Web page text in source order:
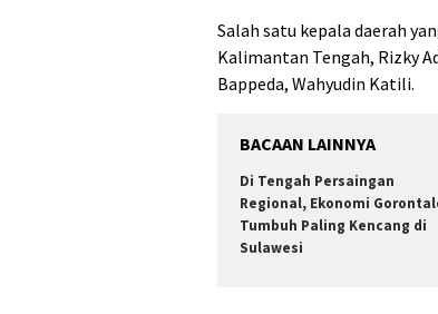
Salah satu kepala daerah
Kalimantan Tengah, Rizky
Bappeda, Wahyudin Katili.
BACAAN LAINNYA
Di Tengah Persaingan
Regional, Ekonomi
Tumbuh Paling Kencang di
Sulawesi